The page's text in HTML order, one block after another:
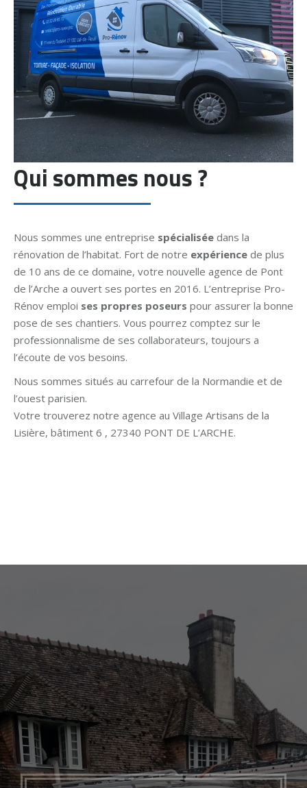
Qui sommes nous ?
Nous sommes une entreprise spécialisée dans la
rénovation de l’habitat. Fort de notre expérience de plus
de 10 ans de ce domaine, votre nouvelle agence de Pont
de l’Arche a ouvert ses portes en 2016. L’entreprise Pro-
Rénov emploi ses propres poseurs pour assurer la bonne
pose de ses chantiers. Vous pourrez comptez sur le
professionnalisme de ses collaborateurs, toujours a
l’écoute de vos besoins.
Nous sommes situés au carrefour de la Normandie et de
l’ouest parisien.
Votre trouverez notre agence au Village Artisans de la
Lisière, bâtiment 6 , 27340 PONT DE L’ARCHE.